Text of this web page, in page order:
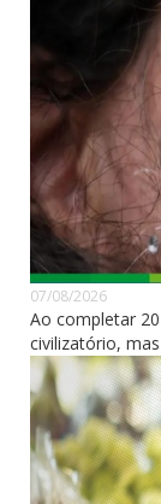
07/08/2026
Ao completar
civilizatório,